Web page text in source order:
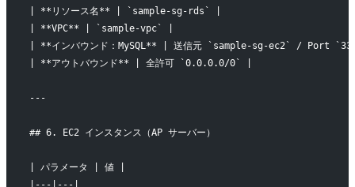
| **リソース名** | `sample-sg-rds` |
| **VPC** | `sample-vpc` |
| **インバウンド：MySQL** | 送信元 `sample-sg-ec2` / Port
| **アウトバウンド** | 全許可 `0.0.0.0/0` |
---
## 6. EC2 インスタンス（AP サーバー）
| パラメータ | 値 |
|---|---|